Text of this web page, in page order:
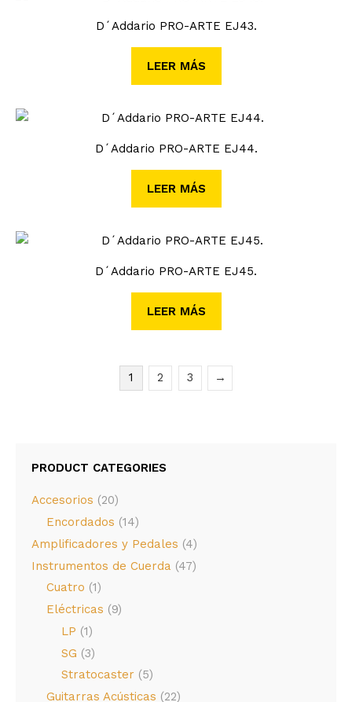
D´Addario PRO-ARTE EJ43.
LEER MÁS
D´Addario PRO-ARTE EJ44.
LEER MÁS
D´Addario PRO-ARTE EJ45.
LEER MÁS
1 2 3 →
PRODUCT CATEGORIES
Accesorios (20)
Encordados (14)
Amplificadores y Pedales (4)
Instrumentos de Cuerda (47)
Cuatro (1)
Eléctricas (9)
LP (1)
SG (3)
Stratocaster (5)
Guitarras Acústicas (22)